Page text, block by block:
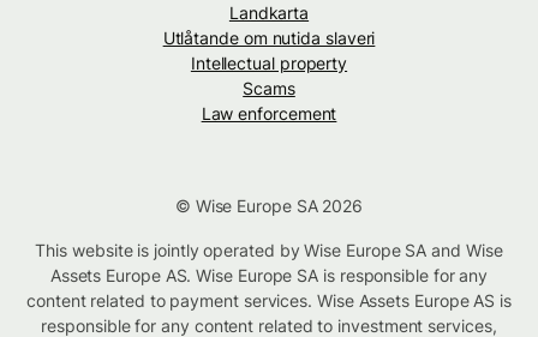
Landkarta
Utlåtande om nutida slaveri
Intellectual property
Scams
Law enforcement
© Wise Europe SA 2026
This website is jointly operated by Wise Europe SA and Wise
Assets Europe AS. Wise Europe SA is responsible for any
content related to payment services. Wise Assets Europe AS is
responsible for any content related to investment services,